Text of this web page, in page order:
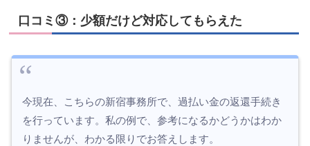
口コミ③：少額だけど対応してもらえた
今現在、こちらの新宿事務所で、過払い金の返還手続き
を行っています。私の例で、参考になるかどうかはわか
りませんが、わかる限りでお答えします。